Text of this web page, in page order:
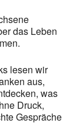
das Leben
lesen wir
aus,
was
Druck,
Gespräche